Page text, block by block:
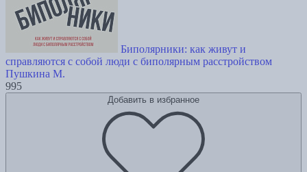
Биполярники: как живут и
справляются с собой люди с биполярным расстройством
Пушкина М.
995
Добавить в избранное